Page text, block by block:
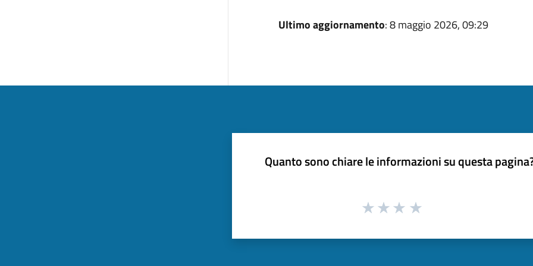
Ultimo aggiornamento: 8 maggio 2026, 09:29
Quanto sono chiare le informazioni su questa